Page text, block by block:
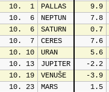
  10.  1
PALLAS
   9.9
  10.  6
NEPTUN
   7.8
  10.  6
SATURN
   0.7
  10.  7
CERES
   7.6
  10. 10
URAN
   5.6
  10. 13
JUPITER
  -2.2
  10. 19
VENUŠE
  -3.9
  10. 23
MARS
   1.5